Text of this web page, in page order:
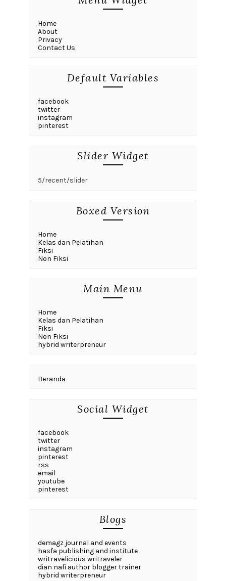
Home
About
Privacy
Contact Us
Default Variables
facebook
twitter
instagram
pinterest
Slider Widget
5/recent/slider
Boxed Version
Home
Kelas dan Pelatihan
Fiksi
Non Fiksi
Main Menu
Home
Kelas dan Pelatihan
Fiksi
Non Fiksi
hybrid writerpreneur
Beranda
Social Widget
facebook
twitter
instagram
pinterest
rss
email
youtube
pinterest
Blogs
demagz journal and events
hasfa publishing and institute
writravelicious writraveler
dian nafi author blogger trainer
hybrid writerpreneur